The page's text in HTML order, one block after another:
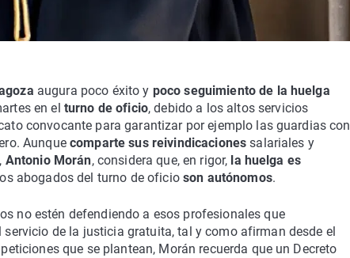
augura poco éxito y poco seguimiento de la huelga
en el turno de oficio, debido a los altos servicios
convocante para garantizar por ejemplo las guardias con
Aunquecomparte sus reivindicaciones salariales y
Antonio Morán, considera que, en rigor, la huelga es
abogados del turno de oficio son autónomos.
no estén defendiendo a esos profesionales que
de la justicia gratuita, tal y como afirman desde el
que se plantean, Morán recuerda que un Decreto